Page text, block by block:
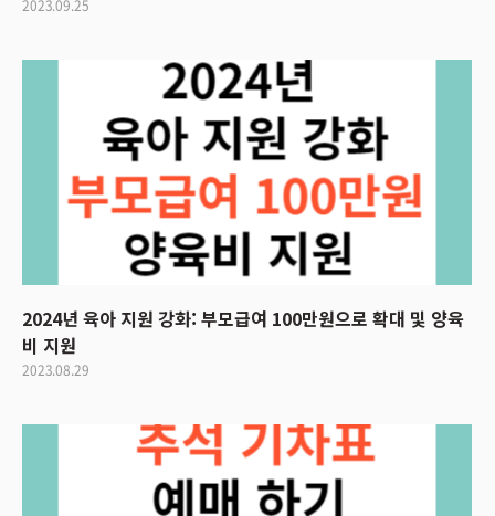
2023.09.25
2024년 육아 지원 강화: 부모급여 100만원으로 확대 및 양육
비 지원
2023.08.29